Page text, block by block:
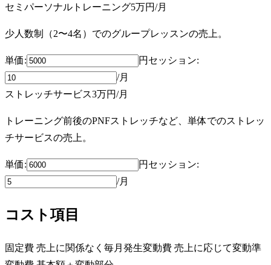
セミパーソナルトレーニング5万円/月
少人数制（2〜4名）でのグループレッスンの売上。
単価: 円 セッション:
/月
ストレッチサービス3万円/月
トレーニング前後のPNFストレッチなど、単体でのストレッ
チサービスの売上。
単価: 円 セッション:
/月
コスト項目
固定費 売上に関係なく毎月発生変動費 売上に応じて変動準